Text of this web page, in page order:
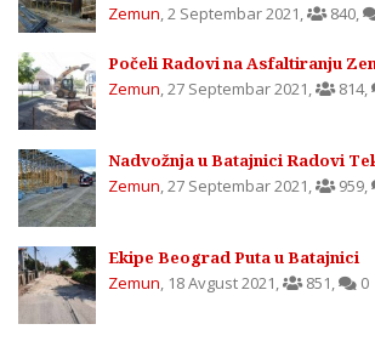
Zemun,2 Septembar 2021, 840,
Počeli Radovi na Asfaltiranju
Zemun,27 Septembar 2021, 814,
Nadvožnja u Batajnici Radovi
Zemun,27 Septembar 2021, 959,
Ekipe Beograd Puta u Batajnici
Zemun, 18 Avgust 2021, 851, 0